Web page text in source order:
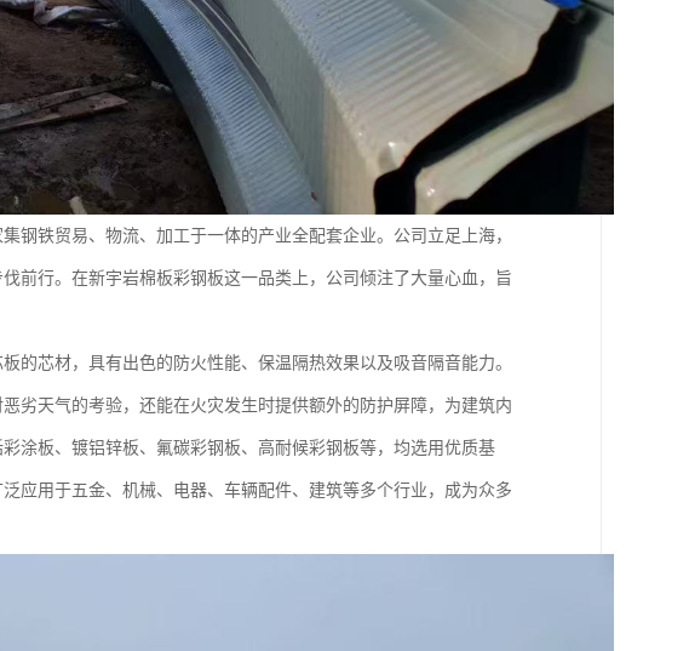
钢铁贸易、物流、加工于一体的产业全配套企业。公司立足上海，
前行。在新宇岩棉板彩钢板这一品类上，公司倾注了大量心血，旨
的芯材，具有出色的防火性能、保温隔热效果以及吸音隔音能力。
劣天气的考验，还能在火灾发生时提供额外的防护屏障，为建筑内
涂板、镀铝锌板、氟碳彩钢板、高耐候彩钢板等，均选用优质基
应用于五金、机械、电器、车辆配件、建筑等多个行业，成为众多